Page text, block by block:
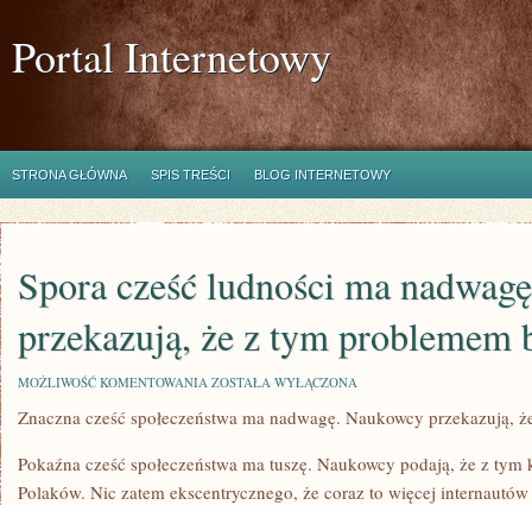
Portal Internetowy
STRONA GŁÓWNA SPIS TREŚCI BLOG INTERNETOWY
Spora cześć ludności ma
przekazują, że z tym problemem
MOŻLIWOŚĆ KOMENTOWANIA SPORA
LUDNOŚCI
NAUKOWCY
PRZEKAZUJĄ,
ZOSTAŁA WYŁĄCZONA
Znaczna cześć społeczeństwa ma nadwagę. Naukowcy przekazują,
Pokaźna cześć społeczeństwa ma tuszę. Naukowcy podają, że z tym
Polaków. Nic zatem ekscentrycznego, że coraz to więcej